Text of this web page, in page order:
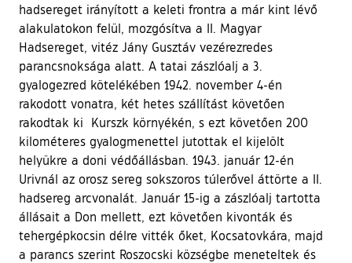
hadsereget irányított a keleti frontra a már kint lévő
alakulatokon felül, mozgósítva a II. Magyar
Hadsereget, vitéz Jány Gusztáv vezérezredes
parancsnoksága alatt. A tatai zászlóalj a 3.
gyalogezred kötelékében 1942. november 4-én
rakodott vonatra, két hetes szállítást követően
rakodtak ki Kurszk környékén, s ezt követően 200
kilométeres gyalogmenettel jutottak el kijelölt
helyükre a doni védőállásban. 1943. január 12-én
Urivnál az orosz sereg sokszoros túlerővel áttörte a II.
hadsereg arcvonalát. Január 15-ig a zászlóalj tartotta
állásait a Don mellett, ezt követően kivonták és
tehergépkocsin délre vitték őket, Kocsatovkára, majd
a parancs szerint Roszocski községbe meneteltek és